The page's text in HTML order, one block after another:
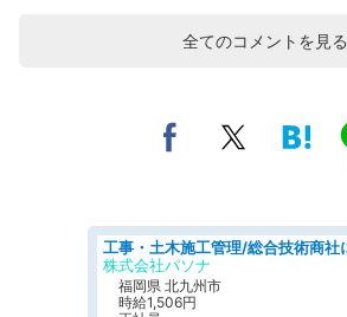
全てのコメントを見る
株式会社パソナ
福岡県 北九州市
時給1,506円